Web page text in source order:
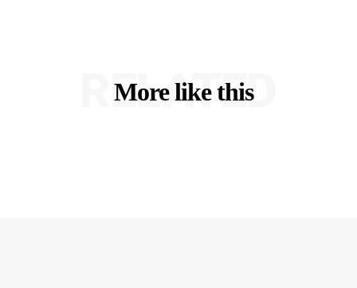
More like this
RELATED